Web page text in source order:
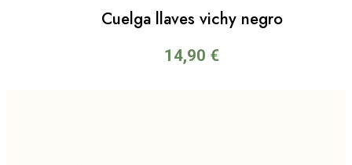
Cuelga llaves vichy negro
14,90 €